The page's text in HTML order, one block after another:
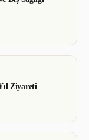
Ziyareti